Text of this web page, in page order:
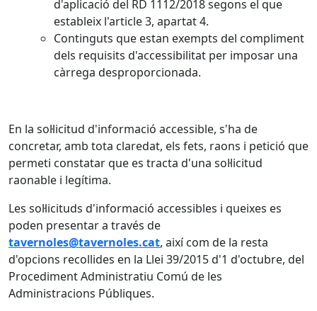
d'aplicació del RD 1112/2018 segons el que
estableix l'article 3, apartat 4.
Continguts que estan exempts del compliment
dels requisits d'accessibilitat per imposar una
càrrega desproporcionada.
En la sol·licitud d'informació accessible, s'ha de
concretar, amb tota claredat, els fets, raons i petició que
permeti constatar que es tracta d'una sol·licitud
raonable i legítima.
Les sol·licituds d'informació accessibles i queixes es
poden presentar a través de
tavernoles@tavernoles.cat, així com de la resta
d'opcions recollides en la Llei 39/2015 d'1 d'octubre, del
Procediment Administratiu Comú de les
Administracions Públiques.